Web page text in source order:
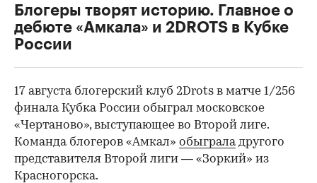
00:00
Блогеры творят историю. Главное о
дебюте «Амкала» и 2DROTS в Кубке
России
17 августа блогерский клуб 2Drots в матче 1/256
финала Кубка России обыграл московское
«Чертаново», выступающее во Второй лиге.
Команда блогеров «Амкал» обыграладругого
представителя Второй лиги — «Зоркий» из
Красногорска.